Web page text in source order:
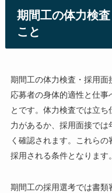
期間工の体力検
こと
期間工の体力検査・採用
応募者の身体的適性と仕事
とです。体力検査では立
力があるか、採用面接で
く確認されます。これら
採用される条件となります。
期間工の採用選考では書類